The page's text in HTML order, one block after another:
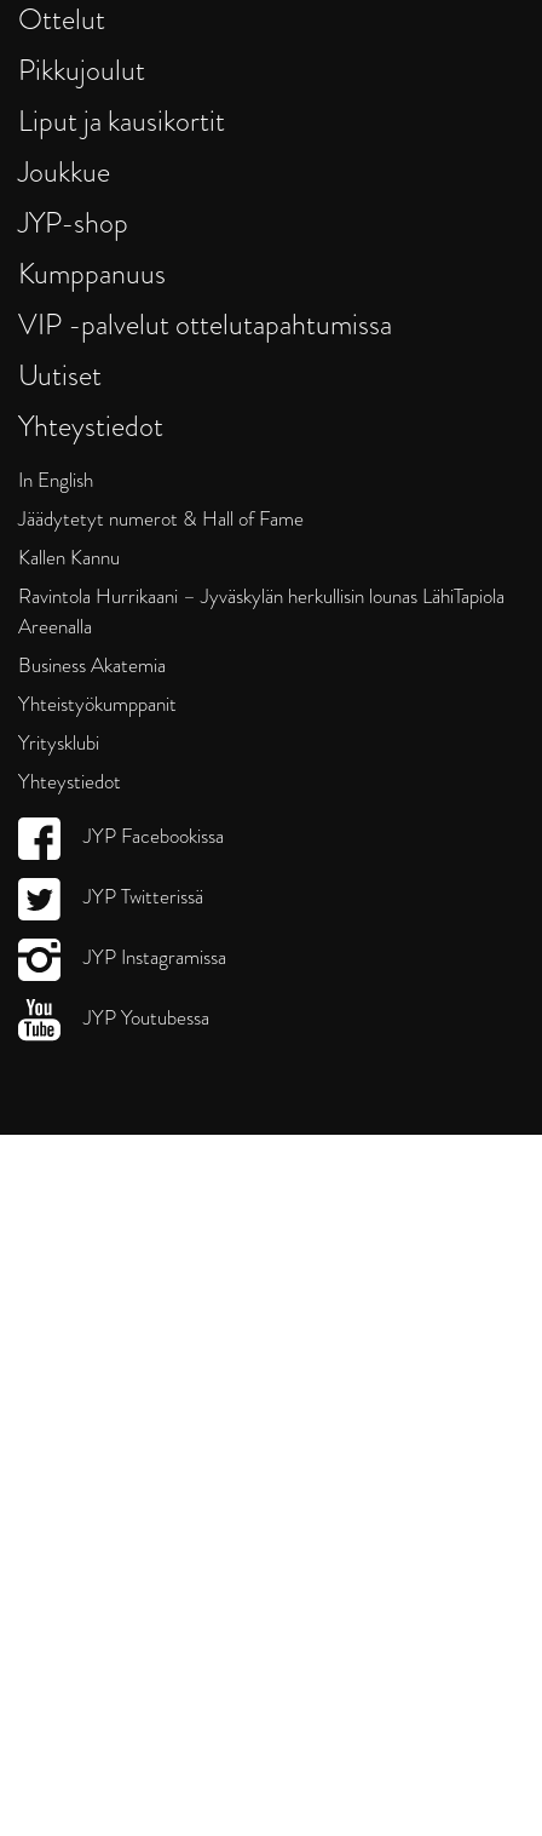
Ottelut
Pikkujoulut
Liput ja kausikortit
Joukkue
JYP-shop
Kumppanuus
VIP -palvelut ottelutapahtumissa
Uutiset
Yhteystiedot
In English
Jäädytetyt numerot & Hall of Fame
Kallen Kannu
Ravintola Hurrikaani – Jyväskylän herkullisin lounas LähiTapiola
Areenalla
Business Akatemia
Yhteistyökumppanit
Yritysklubi
Yhteystiedot
JYP Facebookissa
JYP Twitterissä
JYP Instagramissa
JYP Youtubessa